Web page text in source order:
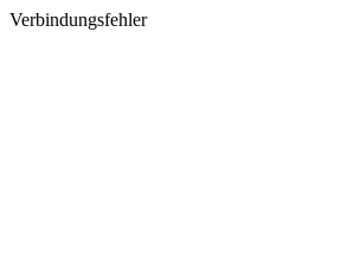
Verbindungsfehler